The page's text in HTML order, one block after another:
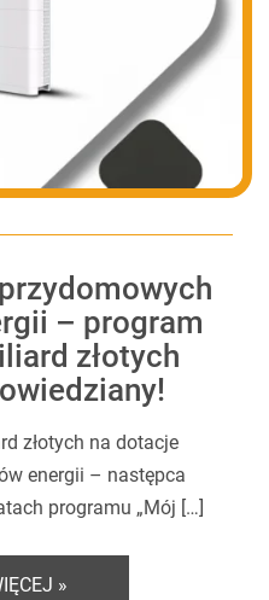
– program
złotych
złotych na dotacje
energii – następca
programu „Mój […]
»